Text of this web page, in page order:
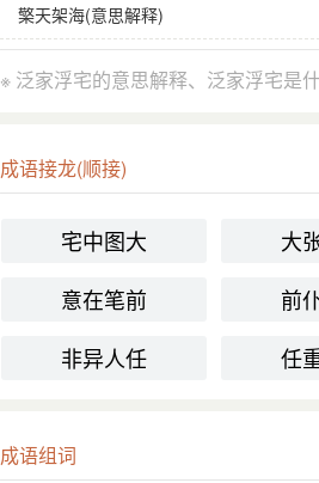
檠天架海(意思解释)
※ 泛家浮宅的意思解释、泛家浮宅是
成语接龙(顺接)
宅中图大 大
意在笔前
前
非异人任
任
成语组词